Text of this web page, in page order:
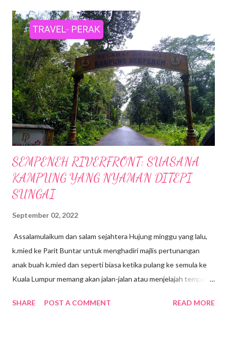
o
m
m
e
n
t
SEMPENEH RIVERFRONT: SUASANA
KAMPUNG YANG NYAMAN DITEPI
SUNGAI
September 02, 2022
Assalamulaikum dan salam sejahtera Hujung minggu yang lalu,
k.mied ke Parit Buntar untuk menghadiri majlis pertunangan
anak buah k.mied dan seperti biasa ketika pulang ke semula ke
Kuala Lumpur memang akan jalan-jalan atau menjelajah tempat-
k mied decide nak ke Daerah Batu Kurau , Taiping Perak .
SHARE POST A COMMENT READ MORE